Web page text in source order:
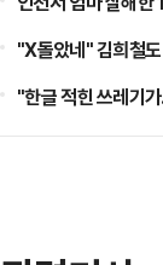
"X돌았네" 김희철
"한글 적힌 쓰레기